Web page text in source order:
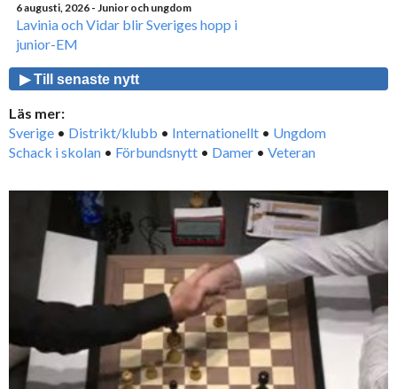
6 augusti, 2026 - Junior och ungdom
Lavinia och Vidar blir Sveriges hopp i
junior-EM
▶ Till senaste nytt
Läs mer:
Sverige • Distrikt/klubb • Internationellt • Ungdom
Schack i skolan • Förbundsnytt • Damer • Veteran